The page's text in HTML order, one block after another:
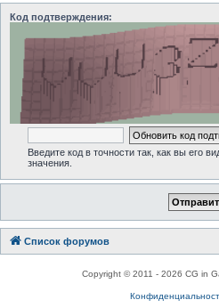
Код подтверждения:
Введите код в точности так, как вы его
значения.
Список форумов
Copyright © 2011 - 2026 CG in